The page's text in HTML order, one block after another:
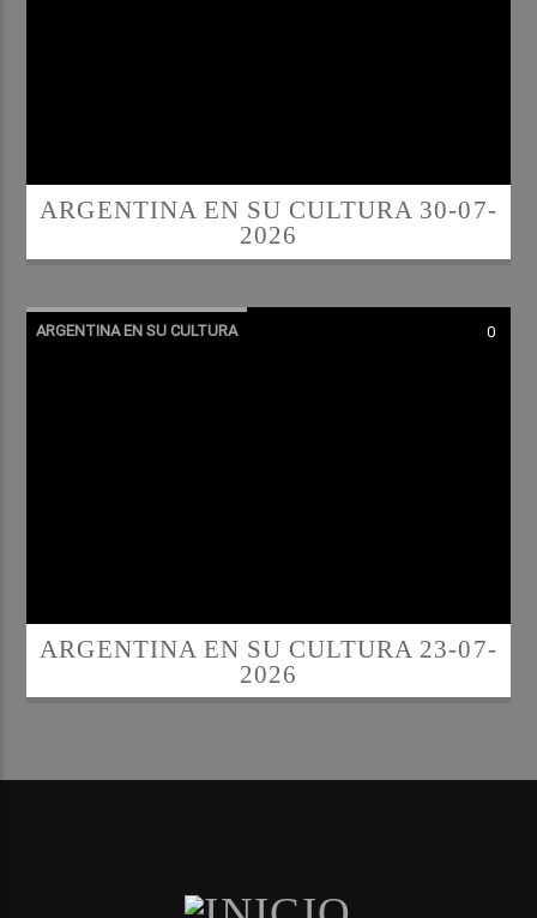
ARGENTINA EN SU CULTURA 30-07-
2026
ARGENTINA EN SU CULTURA 0
ARGENTINA EN SU CULTURA 23-07-
2026